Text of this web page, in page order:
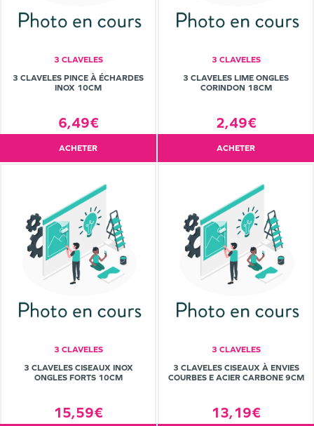
3 CLAVELES
3 CLAVELES PINCE À ÉCHARDES
INOX 10CM
6,49€
ACHETER
3 CLAVELES
3 CLAVELES LIME ONGLES
CORINDON 18CM
2,49€
ACHETER
3 CLAVELES
3 CLAVELES CISEAUX INOX
ONGLES FORTS 10CM
15,59€
3 CLAVELES
3 CLAVELES CISEAUX À ENVIES
COURBES E ACIER CARBONE 9CM
13,19€